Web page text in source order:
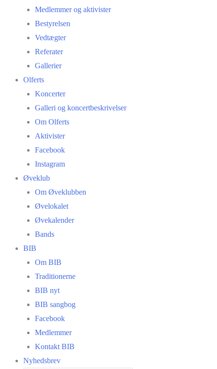
Medlemmer og aktivister
Bestyrelsen
Vedtægter
Referater
Gallerier
Olferts
Koncerter
Galleri og koncertbeskrivelser
Om Olferts
Aktivister
Facebook
Instagram
Øveklub
Om Øveklubben
Øvelokalet
Øvekalender
Bands
BIB
Om BIB
Traditionerne
BIB nyt
BIB sangbog
Facebook
Medlemmer
Kontakt BIB
Nyhedsbrev